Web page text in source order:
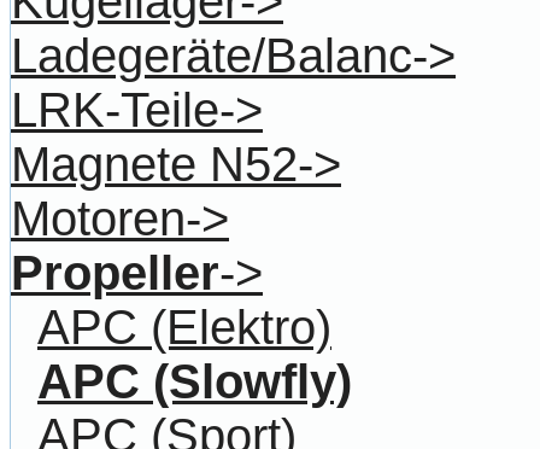
Ladegeräte/Balanc->
LRK-Teile->
Magnete N52->
Motoren->
Propeller->
APC (Elektro)
APC (Slowfly)
APC (Sport)